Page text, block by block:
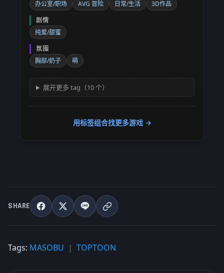
办公室/职场 AVG 冒险 日常/生活
3D作品
剧情
纯爱/甜蜜
氛围
胸部/奶子
萌
展开更多 tag（10 个）
用标签组合找更多游戏 →
SHARE
Tags: MASOBU TOPTOON